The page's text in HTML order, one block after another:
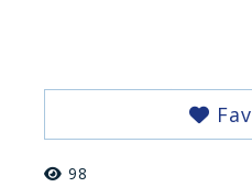
98